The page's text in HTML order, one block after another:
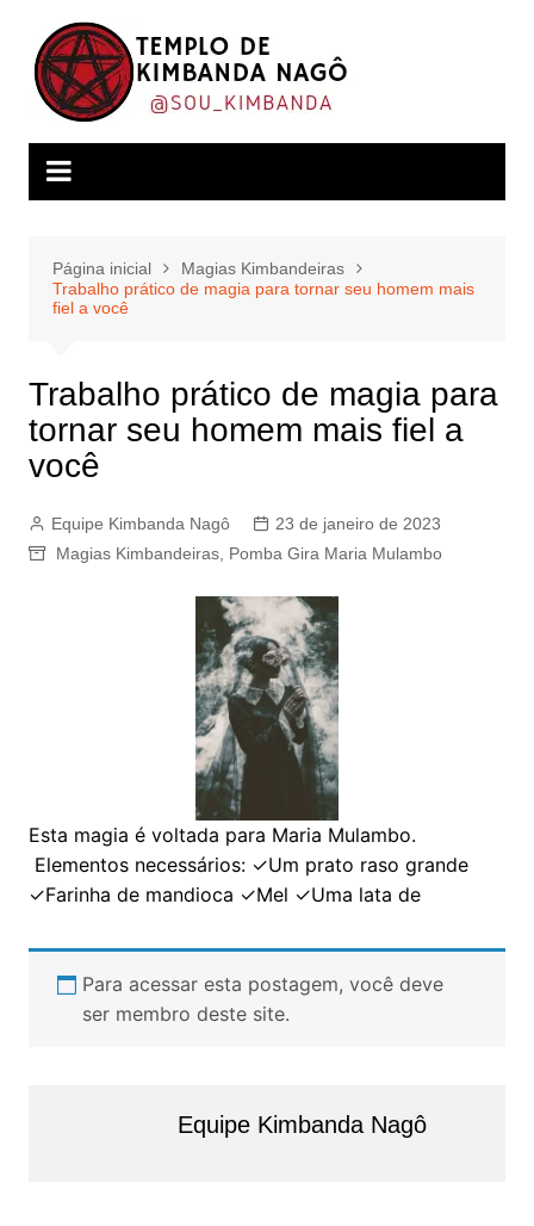
conteúdo
Página inicial
Magias Kimbandeiras
Trabalho prático de magia para tornar seu homem mais
fiel a você
Trabalho prático de magia para
tornar seu homem mais fiel a
você
Equipe Kimbanda Nagô
23 de janeiro de 2023
Magias Kimbandeiras, Pomba Gira Maria Mulambo
Esta magia é voltada para Maria Mulambo.
Elementos necessários: ✓Um prato raso grande
✓Farinha de mandioca ✓Mel ✓Uma lata de
Para acessar esta postagem, você deve
ser membro deste site.
Equipe Kimbanda Nagô